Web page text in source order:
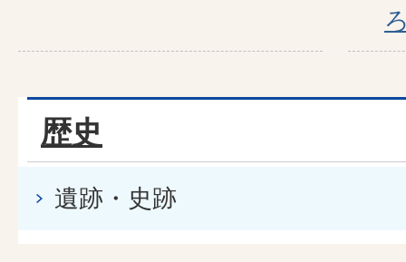
歴史
遺跡・史跡